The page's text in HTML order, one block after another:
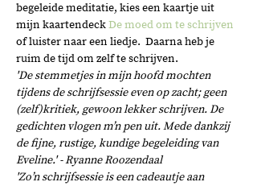
begeleide meditatie, kies een kaartje uit
mijn kaartendeck De moed om te schrijven
of luister naar een liedje.  Daarna heb je
ruim de tijd om zelf te schrijven.
'De stemmetjes in mijn hoofd mochten
tijdens de schrijfsessie even op zacht; geen
(zelf)kritiek, gewoon lekker schrijven. De
gedichten vlogen m’n pen uit. Mede dankzij
de fijne, rustige, kundige begeleiding van
Eveline.' - Ryanne Roozendaal
'Zo’n schrijfsessie is een cadeautje aan